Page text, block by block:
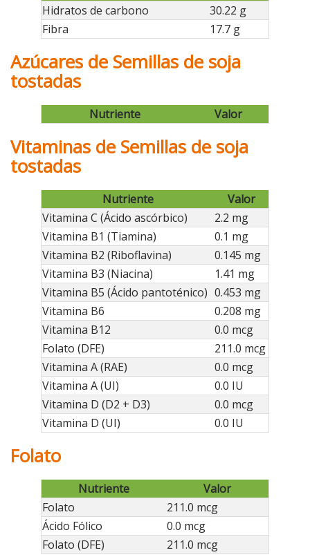
Hidratos de carbono
30.22 g
Fibra
17.7 g
Azúcares de Semillas de soja
tostadas
Nutriente Valor
Vitaminas de Semillas de soja
tostadas
Nutriente
Valor
Vitamina C (Ácido ascórbico)
2.2 mg
Vitamina B1 (Tiamina)
0.1 mg
Vitamina B2 (Riboflavina)
0.145 mg
Vitamina B3 (Niacina)
1.41 mg
Vitamina B5 (Ácido pantoténico) 0.453 mg
Vitamina B6
0.208 mg
Vitamina B12
0.0 mcg
Folato (DFE)
211.0 mcg
Vitamina A (RAE)
0.0 mcg
Vitamina A (UI)
0.0 IU
Vitamina D (D2 + D3)
0.0 mcg
Vitamina D (UI)
0.0 IU
Folato
Nutriente
Valor
Folato
211.0 mcg
Ácido Fólico
0.0 mcg
Folato (DFE)
211.0 mcg